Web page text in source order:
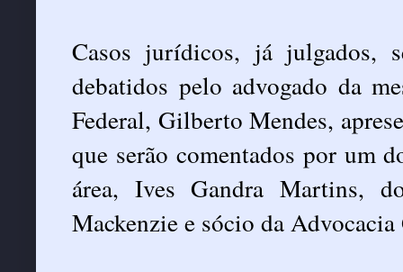
Casos jurídicos, já julgados,
debatidos pelo advogado da
Federal, Gilberto Mendes,
que serão comentados por um
área, Ives Gandra Martins,
Mackenzie e sócio da